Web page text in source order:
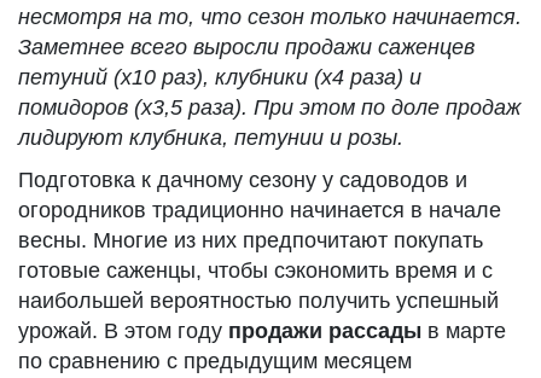
несмотря на то, что сезон только начинается.
Заметнее всего выросли продажи саженцев
петуний (х10 раз), клубники (х4 раза) и
помидоров (х3,5 раза). При этом по доле продаж
лидируют клубника, петунии и розы.
Подготовка к дачному сезону у садоводов и
огородников традиционно начинается в начале
весны. Многие из них предпочитают покупать
готовые саженцы, чтобы сэкономить время и с
наибольшей вероятностью получить успешный
урожай. В этом году продажи рассады в марте
по сравнению с предыдущим месяцем